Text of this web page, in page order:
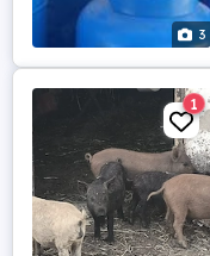
3
1